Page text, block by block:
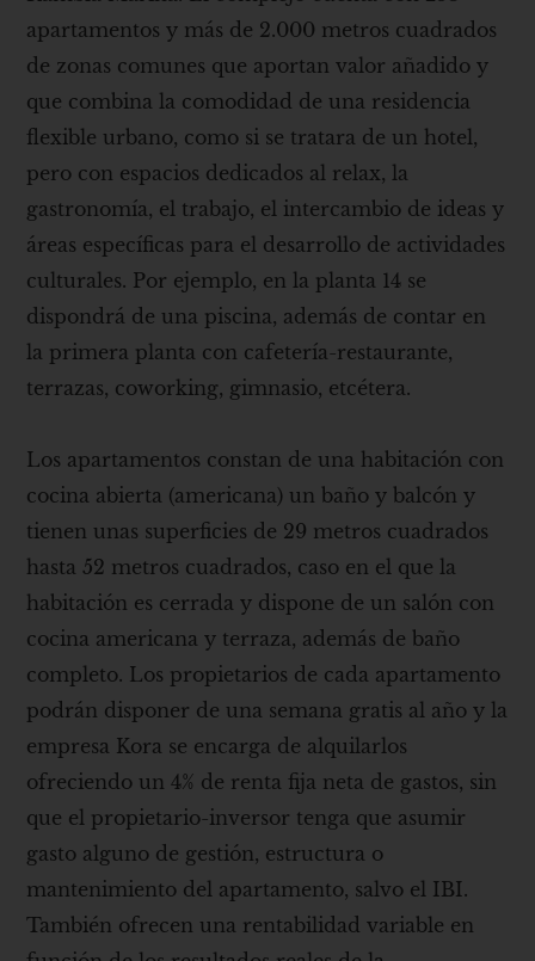
apartamentos y más de 2.000 metros cuadrados
de zonas comunes que aportan valor añadido y
que combina la comodidad de una residencia
flexible urbano, como si se tratara de un hotel,
pero con espacios dedicados al relax, la
gastronomía, el trabajo, el intercambio de ideas y
áreas específicas para el desarrollo de actividades
culturales. Por ejemplo, en la planta 14 se
dispondrá de una piscina, además de contar en
la primera planta con cafetería-restaurante,
terrazas, coworking, gimnasio, etcétera.
Los apartamentos constan de una habitación con
cocina abierta (americana) un baño y balcón y
tienen unas superficies de 29 metros cuadrados
hasta 52 metros cuadrados, caso en el que la
habitación es cerrada y dispone de un salón con
cocina americana y terraza, además de baño
completo. Los propietarios de cada apartamento
podrán disponer de una semana gratis al año y la
empresa Kora se encarga de alquilarlos
ofreciendo un 4% de renta fija neta de gastos, sin
que el propietario-inversor tenga que asumir
gasto alguno de gestión, estructura o
mantenimiento del apartamento, salvo el IBI.
También ofrecen una rentabilidad variable en